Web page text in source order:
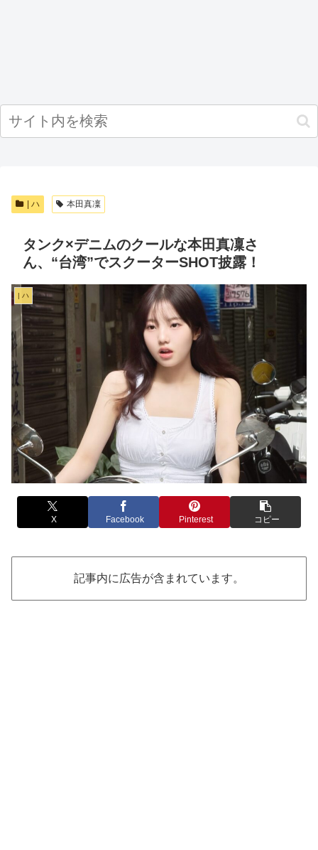
| ハ 本田真凜
タンク×デニムのクールな本田真凜さ
ん、“台湾”でスクーターSHOT披露！
| ハ
X Facebook Pinterest コピー
記事内に広告が含まれています。